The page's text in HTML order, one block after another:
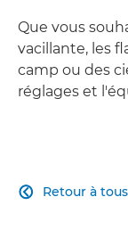
Que vous
vacillante, les
camp ou des
réglages et
Retour à
